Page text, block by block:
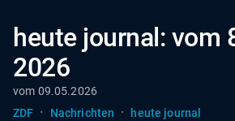
heute journal: vom
2026
vom 09.05.2026
ZDF · Nachrichten · heute journal